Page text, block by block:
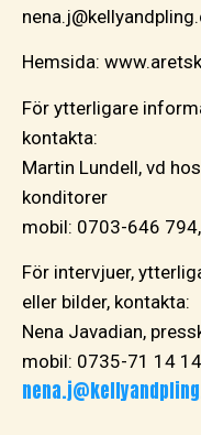
Hemsida:
För ytterligare
kontakta:
Martin Lundell, vd
konditorer
mobil: 0703-646
För intervjuer,
eller bilder, kontakta:
Nena Javadian,
mobil: 0735-71 14